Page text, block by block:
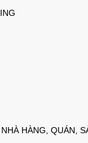
HÀNG, QUÁN,